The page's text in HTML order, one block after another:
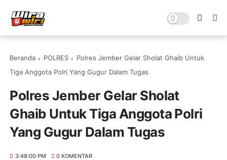
Beranda POLRES
Polres Jember Gelar Sholat Ghaib Untuk
Tiga Anggota Polri Yang Gugur Dalam Tugas
Polres Jember Gelar Sholat
Ghaib Untuk Tiga Anggota Polri
Yang Gugur Dalam Tugas
3:48:00 PM 0 KOMENTAR